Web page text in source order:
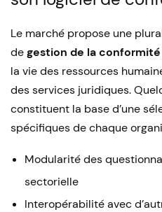
Le marché propose une
degestion de la conformité
la vie des ressources
des services juridiques.
constituent la base d’une
spécifiques de chaque
Modularité des
sectorielle
Interopérabilité avec